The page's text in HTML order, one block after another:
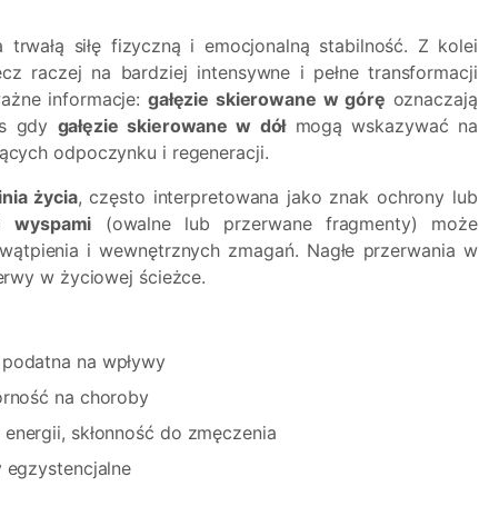
trwałą siłę fizyczną i emocjonalną stabilność. Z kolei
raczej na bardziej intensywne i pełne transformacji
informacje: gałęzie skierowane w górę oznaczają
gdy gałęzie skierowane w dółmogą wskazywać na
odpoczynku i regeneracji.
życia, często interpretowana jako znak ochrony lub
wyspami (owalne lub przerwane fragmenty) może
i wewnętrznych zmagań. Nagłe przerwania w
w życiowej ścieżce.
na wpływy
na choroby
skłonność do zmęczenia
egzystencjalne